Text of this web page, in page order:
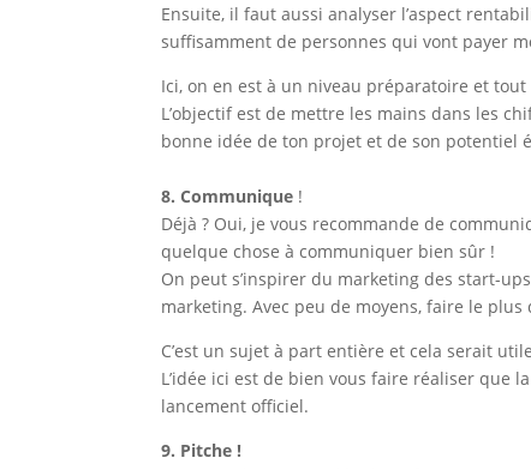
Ensuite, il faut aussi analyser l’aspect
suffisamment de personnes qui vont payer
Ici, on en est à un niveau préparatoire et
L’objectif est de mettre les mains dans les
bonne idée de ton projet et de son potentiel
8. Communique !
Déjà ? Oui, je vous recommande de
quelque chose à communiquer bien sûr !
On peut s’inspirer du marketing des start-
marketing. Avec peu de moyens, faire le
C’est un sujet à part entière et cela serait
L’idée ici est de bien vous faire réaliser que
lancement officiel.
9. Pitche !